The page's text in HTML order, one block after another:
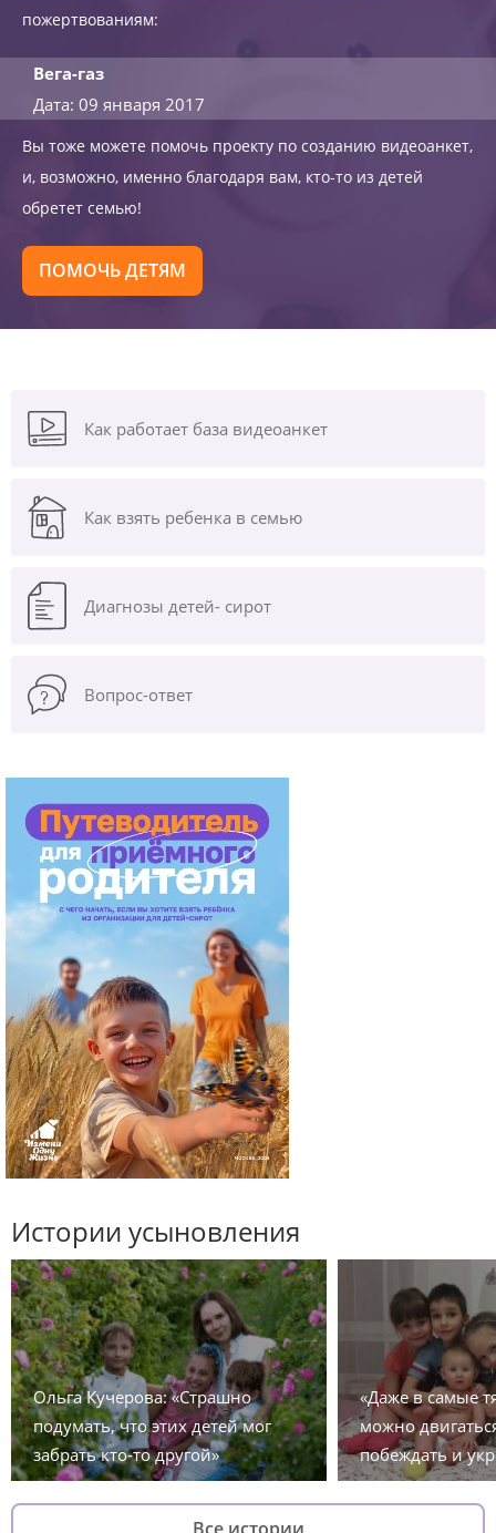
пожертвованиям:
Вега-газ
Дата: 09 января 2017
Вы тоже можете помочь проекту по созданию видеоанкет,
и, возможно, именно благодаря вам, кто-то из детей
обретет семью!
ПОМОЧЬ ДЕТЯМ
Как работает база видеоанкет
Как взять ребенка в семью
Диагнозы детей- сирот
Вопрос-ответ
Истории усыновления
Ольга Кучерова: «Страшно
подумать, что этих детей мог
забрать кто-то другой»
«Даже в самые
можно
побеждать и